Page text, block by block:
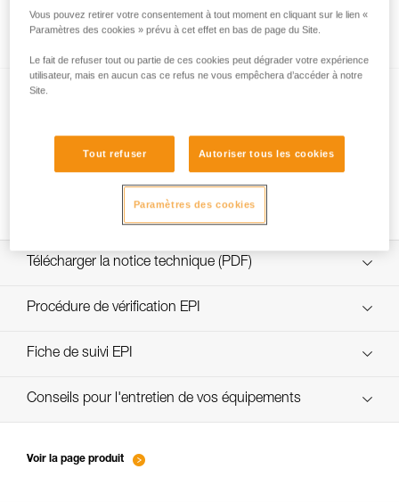
d’assurage et ma corde ?
Connexion d’une corde au harnais
Télécharger la notice technique (PDF)
Technical Notice
Procédure de vérification EPI
verif-EPI-harnais-SPORT-procedure-FR
Fiche de suivi EPI
verif-EPI-Harnais-SPORT-suivi-FR
Conseils pour l'entretien de vos équipements
Voir la page produit
Vous pouvez retirer votre consentement à tout moment en cliquant sur le lien «
Paramètres des cookies » prévu à cet effet en bas de page du Site.
Le fait de refuser tout ou partie de ces cookies peut dégrader votre expérience
utilisateur, mais en aucun cas ce refus ne vous empêchera d’accéder à notre
Site.
Tout refuser Autoriser tous les cookies
Paramètres des cookies